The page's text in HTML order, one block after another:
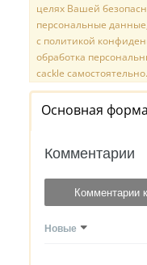
целях Вашей
персональные
с политикой
обработка
cackle
Основная
Комментарии
Комментарии
Новые